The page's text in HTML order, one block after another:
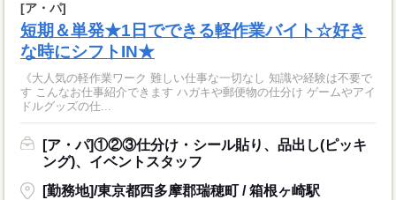
[ア・パ]
短期＆単発★1日でできる軽作業バイト☆好き
な時にシフトIN★
《大人気の軽作業ワーク 難しい仕事な一切なし 知識や経験は不要で
す こんなお仕事紹介できます ハガキや郵便物の仕分け ゲームやアイ
ドルグッズの仕...
[ア・パ]①②③仕分け・シール貼り、品出し(ピッキ
ング)、イベントスタッフ
[勤務地]/東京都西多摩郡瑞穂町 / 箱根ヶ崎駅